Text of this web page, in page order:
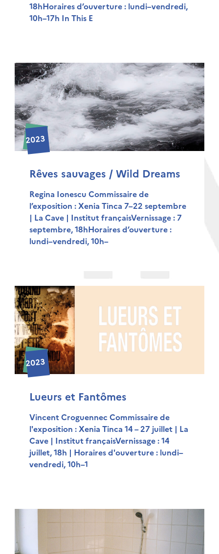
18hHoraires d’ouverture : lundi–vendredi,
10h–17h In This E
2023
Rêves sauvages / Wild Dreams
Regina Ionescu Commissaire de
l’exposition : Xenia Tinca 7–22 septembre
| La Cave | Institut françaisVernissage : 7
septembre, 18hHoraires d’ouverture :
lundi–vendredi, 10h–
2023
Lueurs et Fantômes
Vincent Croguennec Commissaire de
l'exposition : Xenia Tinca 14 – 27 juillet | La
Cave | Institut françaisVernissage : 14
juillet, 18h | Horaires d'ouverture : lundi–
vendredi, 10h–1